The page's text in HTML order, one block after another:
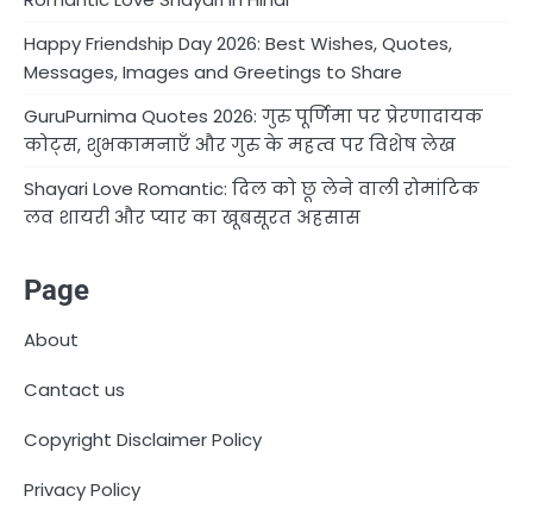
Happy Friendship Day 2026: Best Wishes, Quotes,
Messages, Images and Greetings to Share
GuruPurnima Quotes 2026: गुरु पूर्णिमा पर प्रेरणादायक
कोट्स, शुभकामनाएँ और गुरु के महत्व पर विशेष लेख
Shayari Love Romantic: दिल को छू लेने वाली रोमांटिक
लव शायरी और प्यार का खूबसूरत अहसास
Page
About
Cantact us
Copyright Disclaimer Policy
Privacy Policy